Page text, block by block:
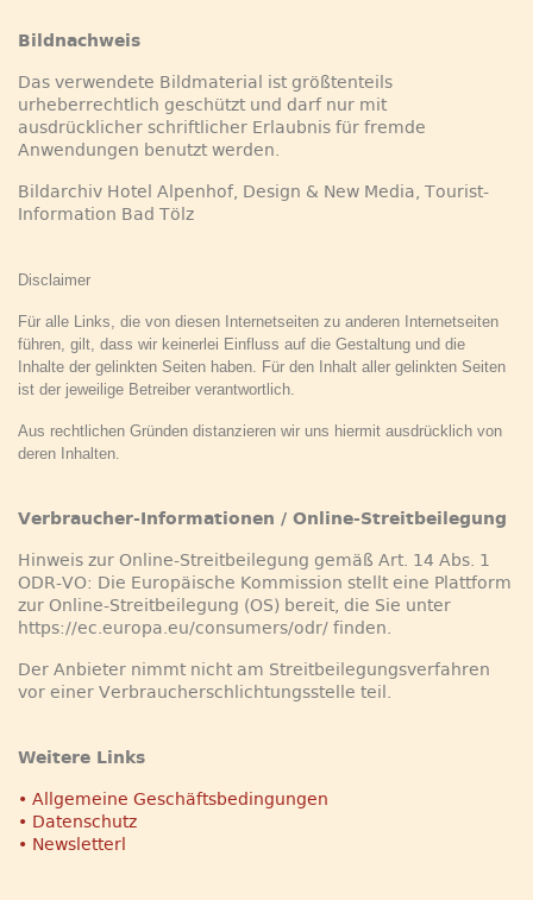
Bildnachweis
Das verwendete Bildmaterial ist größtenteils
urheberrechtlich geschützt und darf nur mit
ausdrücklicher schriftlicher Erlaubnis für fremde
Anwendungen benutzt werden.
Bildarchiv Hotel Alpenhof, Design & New Media, Tourist-
Information Bad Tölz
Disclaimer
Für alle Links, die von diesen Internetseiten zu anderen Internetseiten
führen, gilt, dass wir keinerlei Einfluss auf die Gestaltung und die
Inhalte der gelinkten Seiten haben. Für den Inhalt aller gelinkten Seiten
ist der jeweilige Betreiber verantwortlich.
Aus rechtlichen Gründen distanzieren wir uns hiermit ausdrücklich von
deren Inhalten.
Verbraucher-Informationen / Online-Streitbeilegung
Hinweis zur Online-Streitbeilegung gemäß Art. 14 Abs. 1
ODR-VO: Die Europäische Kommission stellt eine Plattform
zur Online-Streitbeilegung (OS) bereit, die Sie unter
https://ec.europa.eu/consumers/odr/ finden.
Der Anbieter nimmt nicht am Streitbeilegungsverfahren
vor einer Verbraucherschlichtungsstelle teil.
Weitere Links
• Allgemeine Geschäftsbedingungen
• Datenschutz
• Newsletterl